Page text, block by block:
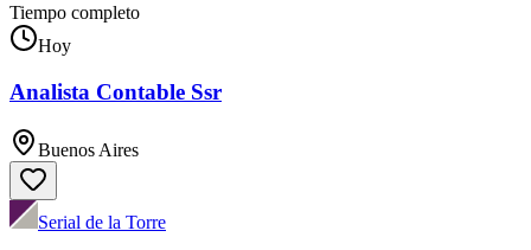
Tiempo completo
Hoy
Analista Contable Ssr
Buenos Aires
Serial de la Torre